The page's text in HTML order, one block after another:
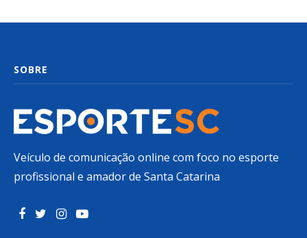
SOBRE
Veículo de comunicação online com foco no esporte
profissional e amador de Santa Catarina